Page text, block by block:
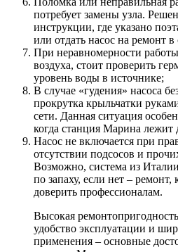
потребует замены узла.
инструкции, где указано
или отдать насос на ремонт
При неравномерности
воздуха, стоит проверить
уровень воды в источнике;
В случае «гудения» насоса
прокрутка крыльчатки
сети. Данная ситуация
когда станция Марина лежит
Насос не включается при
отсутствии подсосов и
Возможно, система из Италии
по запаху, если нет –
доверить профессионалам.
Высокая
удобство эксплуатации и
применения – основные